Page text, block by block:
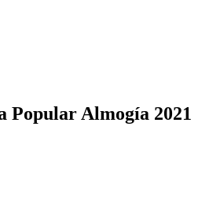
Popular Almogía 2021